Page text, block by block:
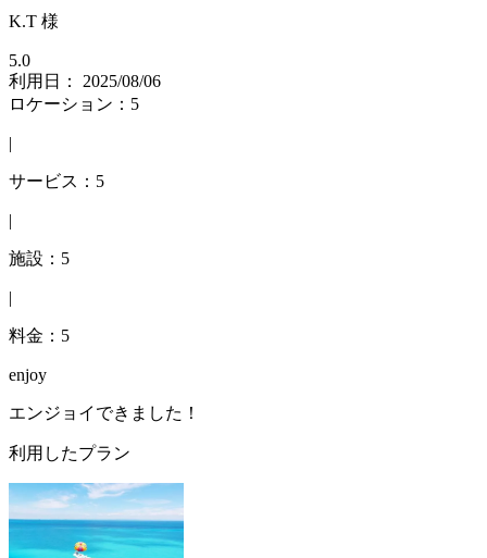
K.T 様
5.0
利用日： 2025/08/06
ロケーション：5
|
サービス：5
|
施設：5
|
料金：5
enjoy
エンジョイできました！
利用したプラン